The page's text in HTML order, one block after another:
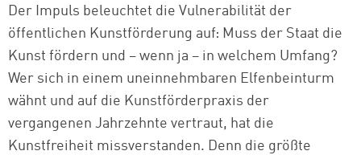
Der Impuls beleuchtet die Vulnerabilität der
öffentlichen Kunstförderung auf: Muss der Staat die
Kunst fördern und – wenn ja – in welchem Umfang?
Wer sich in einem uneinnehmbaren Elfenbeinturm
wähnt und auf die Kunstförderpraxis der
vergangenen Jahrzehnte vertraut, hat die
Kunstfreiheit missverstanden. Denn die größte